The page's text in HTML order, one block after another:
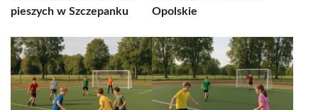
pieszych w Szczepanku
Opolskie